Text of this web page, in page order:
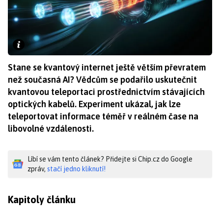
Stane se kvantový internet ještě větším převratem
než současná AI? Vědcům se podařilo uskutečnit
kvantovou teleportaci prostřednictvím stávajících
optických kabelů. Experiment ukázal, jak lze
teleportovat informace téměř v reálném čase na
libovolné vzdálenosti.
Líbí se vám tento článek? Přidejte si Chip.cz do Google
zpráv, stačí jedno kliknutí!
Kapitoly článku